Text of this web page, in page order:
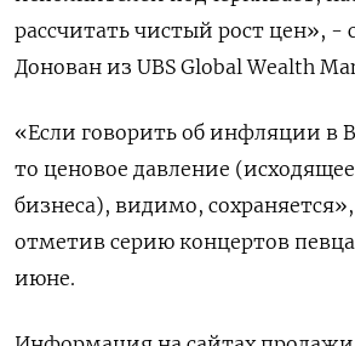
рассчитать чистый рост цен», -
Донован из UBS Global Wealth
«Если говорить об инфляции в
то ценовое давление
бизнеса), видимо,
отметив серию концертов
июне.